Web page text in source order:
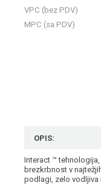
VPC (bez PDV)
MPC (sa PDV)
OPIS:
Interact ™
brezkrbnost v
podlagi, zelo vodljiva